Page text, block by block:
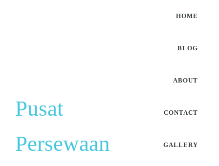
Pusat
Persewaan
HOME
BLOG
ABOUT
CONTACT
GALLERY